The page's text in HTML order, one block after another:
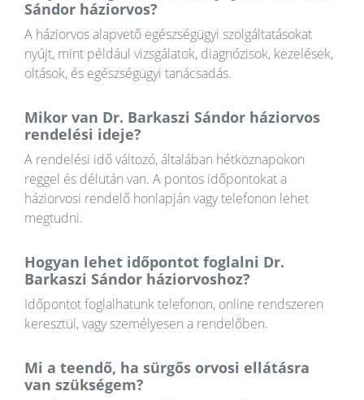
Sándor háziorvos?
A háziorvos alapvető egészségügyi szolgáltatásokat
nyújt, mint például vizsgálatok, diagnózisok, kezelések,
oltások, és egészségügyi tanácsadás.
Mikor van Dr. Barkaszi Sándor háziorvos
rendelési ideje?
A rendelési idő változó, általában hétköznapokon
reggel és délután van. A pontos időpontokat a
háziorvosi rendelő honlapján vagy telefonon lehet
megtudni.
Hogyan lehet időpontot foglalni Dr.
Barkaszi Sándor háziorvoshoz?
Időpontot foglalhatunk telefonon, online rendszeren
keresztül, vagy személyesen a rendelőben.
Mi a teendő, ha sürgős orvosi ellátásra
van szükségem?